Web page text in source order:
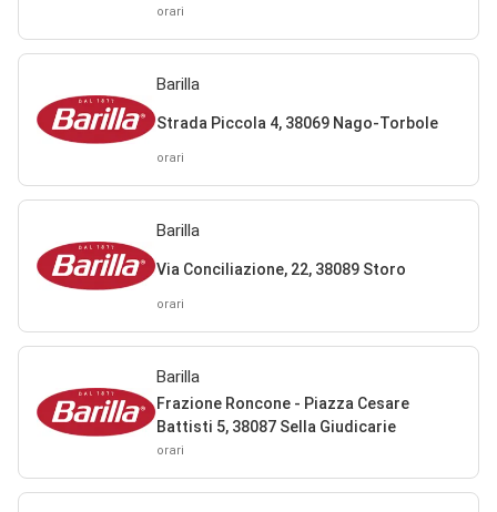
orari
Barilla
Strada Piccola 4, 38069 Nago-Torbole
orari
Barilla
Via Conciliazione, 22, 38089 Storo
orari
Barilla
Frazione Roncone - Piazza Cesare
Battisti 5, 38087 Sella Giudicarie
orari